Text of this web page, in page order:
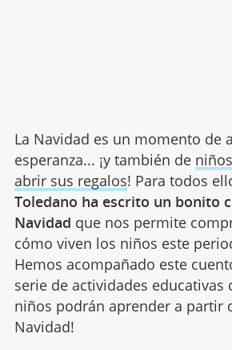
La Navidad es un momento de
esperanza... ¡y también de
abrir sus regalos! Para todos
Toledano ha escrito un bonito
Navidad que nos permite
cómo viven los niños este
Hemos acompañado este
serie de actividades educativas
niños podrán aprender a partir
Navidad!